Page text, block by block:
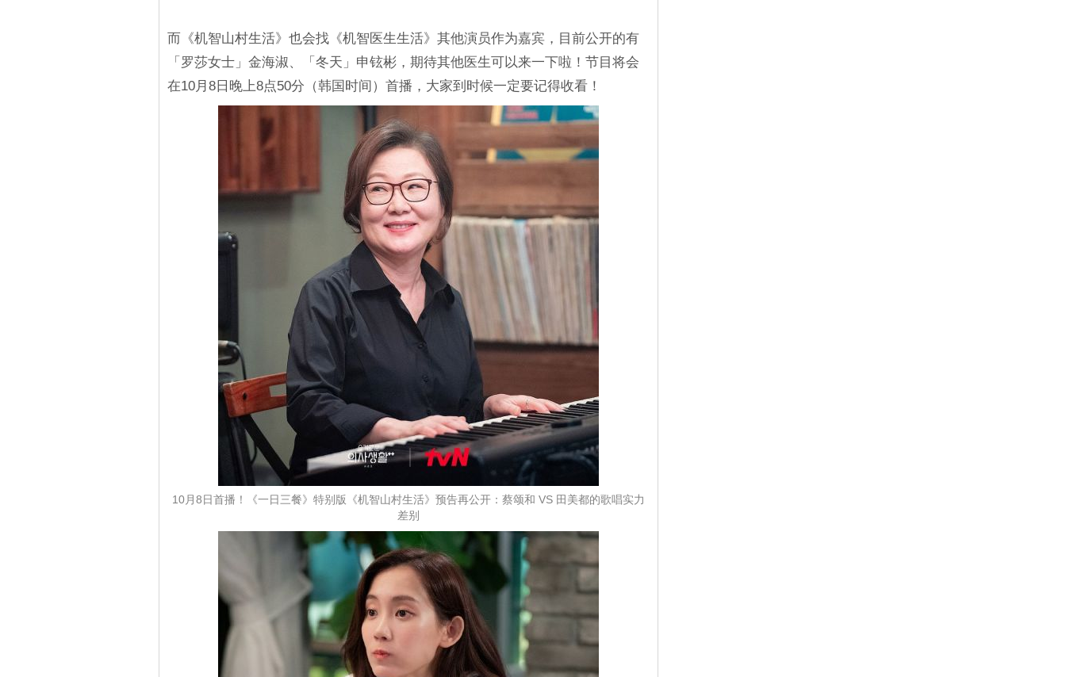
而《机智山村生活》也会找《机智医生生活》其他演员作为嘉宾，目前公开的有
「罗莎女士」金海淑、「冬天」申铉彬，期待其他医生可以来一下啦！节目将会
在10月8日晚上8点50分（韩国时间）首播，大家到时候一定要记得收看！
10月8日首播！《一日三餐》特别版《机智山村生活》预告再公开：蔡颂和 VS 田美都的歌唱实力
差别